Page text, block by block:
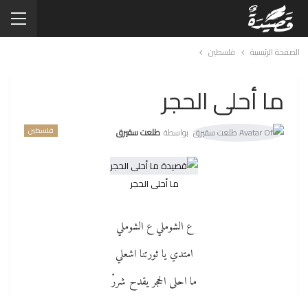
الصفحة الرئيسية فلسطين
ما أحلى الحجر
فلسطين بواسطة طلعت سقيرق
ما أحلى الحجر
ع الشوملي ع الشوملي
امتدي يا ثورتنا اشعلي
ما احلى الحجر يقدح شررْ